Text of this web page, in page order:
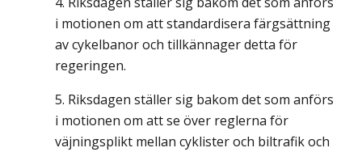
i motionen om att standardisera färgsättning
av cykelbanor och tillkännager detta för
regeringen.
Riksdagen ställer sig bakom det som anförs
i motionen om att se över reglerna för
väjningsplikt mellan cyklister och biltrafik och